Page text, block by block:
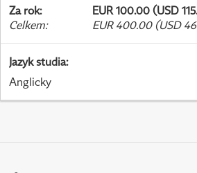
Za rok:
EUR 100.00 (USD
Celkem: EUR 400.00 (USD
Jazyk studia:
Anglicky